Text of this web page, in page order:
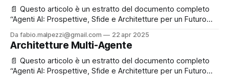
📄 Questo articolo è un estratto del documento completo
“Agenti AI: Prospettive, Sfide e Architetture per un Futuro
liberamente in fondo alla pagina. ✉️ Se ti va, registrati
gratuitamente: così potremo rimanere in contatto e
aggiornarti su nuovi contenuti e iniziative! Ultimo articolo
della
Da fabio.malpezzi@gmail.com 22 apr 2025
Architetture Multi-Agente
📄 Questo articolo è un estratto del documento completo
“Agenti AI: Prospettive, Sfide e Architetture per un Futuro